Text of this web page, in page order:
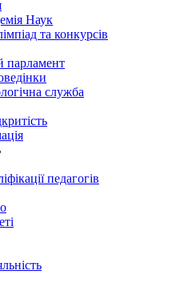
Наук
та конкурсів
парламент
служба
педагогів